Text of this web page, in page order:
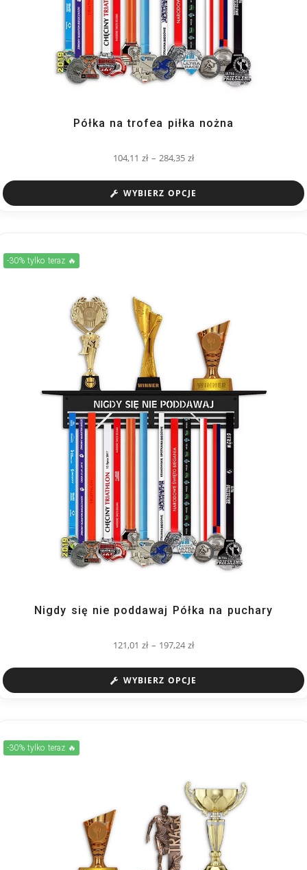
Półka na trofea piłka nożna
104,11zł – 284,35zł
WYBIERZ OPCJE
-30% tylko teraz 🔥
Nigdy się nie poddawaj Półka na puchary
121,01zł – 197,24zł
WYBIERZ OPCJE
-30% tylko teraz 🔥